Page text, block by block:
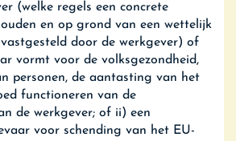
(welke regels een concrete
en op grond van een wettelijk
door de werkgever) of
vormt voor de volksgezondheid,
personen, de aantasting van het
functioneren van de
de werkgever; of ii) een
voor schending van het EU-